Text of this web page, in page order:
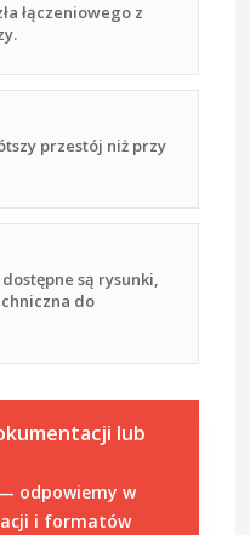
łączeniowego z
przestój niż przy
są rysunki,
do
lub
odpowiemy w
i formatów